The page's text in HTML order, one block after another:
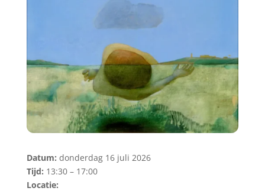
Datum: donderdag 16 juli 2026
Tijd: 13:30 – 17:00
Locatie: